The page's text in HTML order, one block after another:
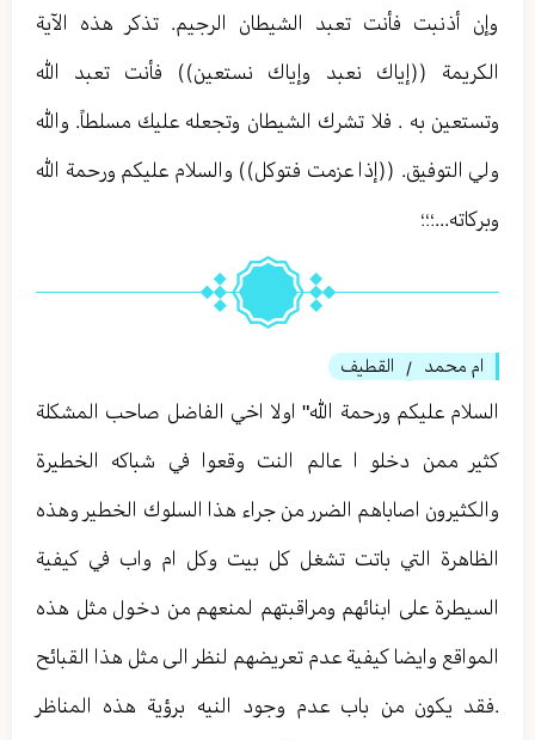
وإن أذنبت فأنت تعبد الشيطان الرجيم. تذكر هذه الآية
الكريمة ((إياك نعبد وإياك نستعين)) فأنت تعبد الله
وتستعين به . فلا تشرك الشيطان وتجعله عليك مسلطاً. والله
ولي التوفيق. ((إذا عزمت فتوكل)) والسلام عليكم ورحمة الله
وبركاته...؛؛؛
ام محمد / القطيف
السلام عليكم ورحمة الله" اولا اخي الفاضل صاحب المشكلة
كثير ممن دخلو ا عالم النت وقعوا في شباكه الخطيرة
والكثيرون اصاباهم الضرر من جراء هذا السلوك الخطير وهذه
الظاهرة التي باتت تشغل كل بيت وكل ام واب في كيفية
السيطرة على ابنائهم ومراقبتهم لمنعهم من دخول مثل هذه
المواقع وايضا كيفية عدم تعريضهم لنظر الى مثل هذا القبائح
.فقد يكون من باب عدم وجود النيه برؤية هذه المناظر